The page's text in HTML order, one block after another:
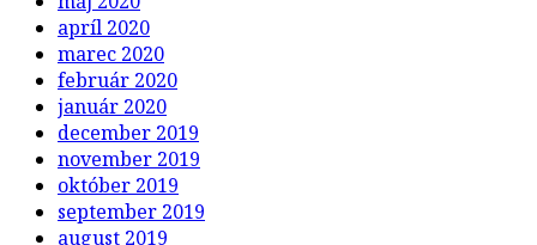
apríl 2020
marec 2020
február 2020
január 2020
december 2019
november 2019
október 2019
september 2019
august 2019